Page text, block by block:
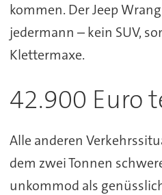
kommen. Der Jeep
jedermann – kein SUV,
Klettermaxe.
42.900 Euro
Alle anderen
dem zwei Tonnen
unkommod als